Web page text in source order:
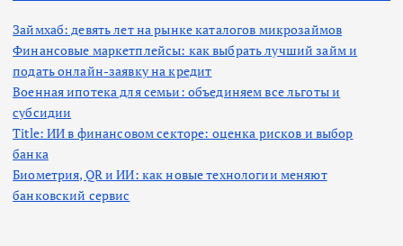
Займхаб: девять лет на рынке каталогов микрозаймов
Финансовые маркетплейсы: как выбрать лучший займ и
подать онлайн-заявку на кредит
Военная ипотека для семьи: объединяем все льготы и
субсидии
Title: ИИ в финансовом секторе: оценка рисков и выбор
банка
Биометрия, QR и ИИ: как новые технологии меняют
банковский сервис